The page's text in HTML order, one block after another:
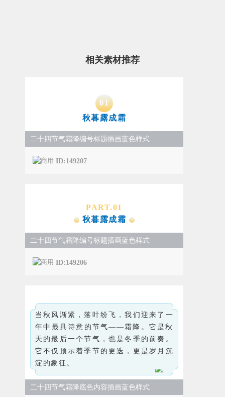
相关素材推荐
01
秋暮露成霜
二十四节气霜降编号标题插画蓝色样式
ID:149207
PART.01
秋暮露成霜
二十四节气霜降编号标题插画蓝色样式
ID:149206
当秋风渐紧，落叶纷飞，我们迎来了一
年中最具诗意的节气——霜降。它是秋
天的最后一个节气，也是冬季的前奏。
它不仅预示着季节的更迭，更是岁月沉
淀的象征。
二十四节气霜降底色内容插画蓝色样式